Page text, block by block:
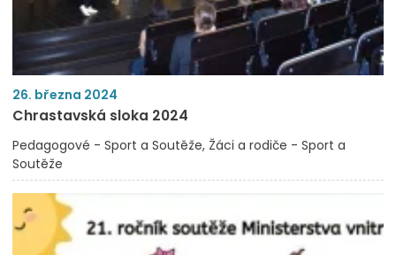
26. března 2024
Chrastavská sloka 2024
Pedagogové - Sport a Soutěže Žáci a rodiče - Sport a
Soutěže